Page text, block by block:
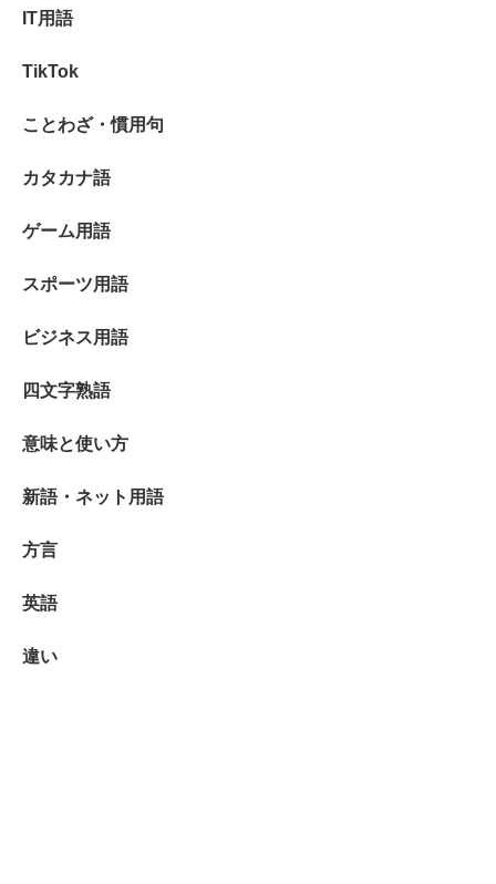
IT用語
TikTok
ことわざ・慣用句
カタカナ語
ゲーム用語
スポーツ用語
ビジネス用語
四文字熟語
意味と使い方
新語・ネット用語
方言
英語
違い